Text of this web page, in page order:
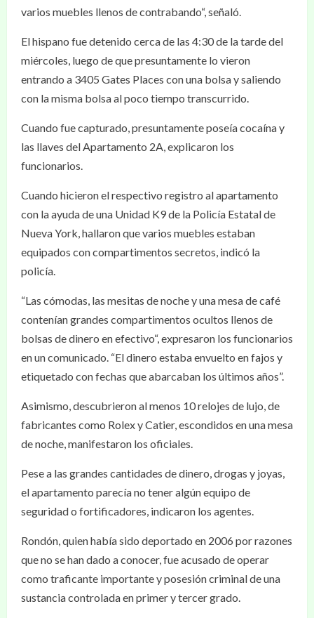
varios muebles llenos de contrabando“, señaló.
El hispano fue detenido cerca de las 4:30 de la tarde del
miércoles, luego de que presuntamente lo vieron
entrando a 3405 Gates Places con una bolsa y saliendo
con la misma bolsa al poco tiempo transcurrido.
Cuando fue capturado, presuntamente poseía cocaína y
las llaves del Apartamento 2A, explicaron los
funcionarios.
Cuando hicieron el respectivo registro al apartamento
con la ayuda de una Unidad K9 de la Policía Estatal de
Nueva York, hallaron que varios muebles estaban
equipados con compartimentos secretos, indicó la
policía.
“Las cómodas, las mesitas de noche y una mesa de café
contenían grandes compartimentos ocultos llenos de
bolsas de dinero en efectivo“, expresaron los funcionarios
en un comunicado. “El dinero estaba envuelto en fajos y
etiquetado con fechas que abarcaban los últimos años”.
Asimismo, descubrieron al menos 10 relojes de lujo, de
fabricantes como Rolex y Catier, escondidos en una mesa
de noche, manifestaron los oficiales.
Pese a las grandes cantidades de dinero, drogas y joyas,
el apartamento parecía no tener algún equipo de
seguridad o fortificadores, indicaron los agentes.
Rondón, quien había sido deportado en 2006 por razones
que no se han dado a conocer, fue acusado de operar
como traficante importante y posesión criminal de una
sustancia controlada en primer y tercer grado.